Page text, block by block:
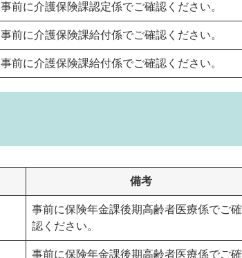
事前に介護保険課認定係でご確認ください。
事前に介護保険課給付係でご確認ください。
事前に介護保険課給付係でご確認ください。
備考
事前に保険年金課後期高齢者医療係でご確
認ください。
事前に保険年金課後期高齢者医療係でご確